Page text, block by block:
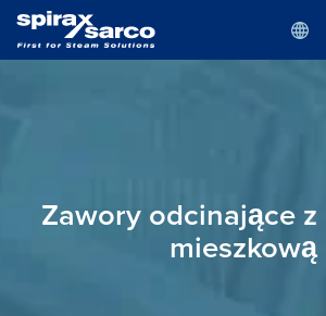
Zawory odcinające z
mieszkową